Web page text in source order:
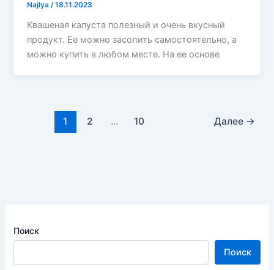
Najlya/18.11.2023
Квашеная капуста полезный и очень вкусный
продукт. Ее можно засолить самостоятельно, а
можно купить в любом месте. На ее основе
1 2 … 10 Далее →
Поиск
Поиск